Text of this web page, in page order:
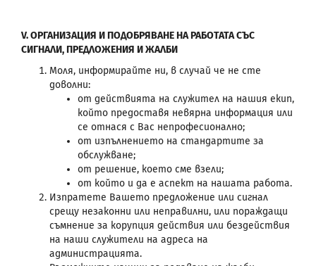
V. ОРГАНИЗАЦИЯ И ПОДОБРЯВАНЕ НА РАБОТАТА СЪС
СИГНАЛИ, ПРЕДЛОЖЕНИЯ И ЖАЛБИ
Моля, информирайте ни, в случай че не сте
доволни:
от действията на служител на нашия екип,
който предоставя невярна информация или
се отнася с Вас непрофесионално;
от изпълнението на стандартите за
обслужване;
от решение, което сме взели;
от който и да е аспект на нашата работа.
Изпратете Вашето предложение или сигнал
срещу незаконни или неправилни, или пораждащи
съмнение за корупция действия или бездействия
на наши служители на адреса на
администрацията.